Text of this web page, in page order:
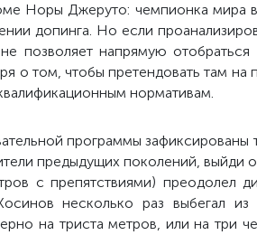
Норы Джеруто: чемпионка мира
допинга. Но если
позволяет напрямую
о том, чтобы претендовать там
нормативам.
программы зафиксированы
предыдущих поколений, выйди
с препятствиями) преодолел
несколько раз выбегал
на триста метров, или на три